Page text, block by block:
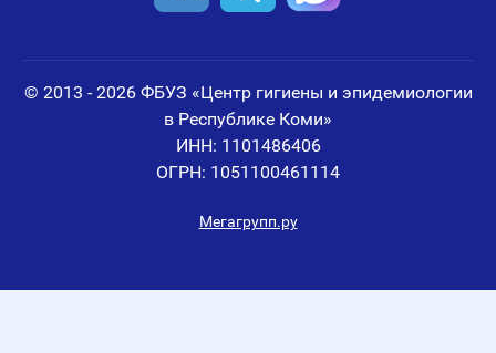
© 2013 - 2026 ФБУЗ «Центр гигиены и эпидемиологии
в Республике Коми»
ИНН: 1101486406
ОГРН: 1051100461114
Мегагрупп.ру